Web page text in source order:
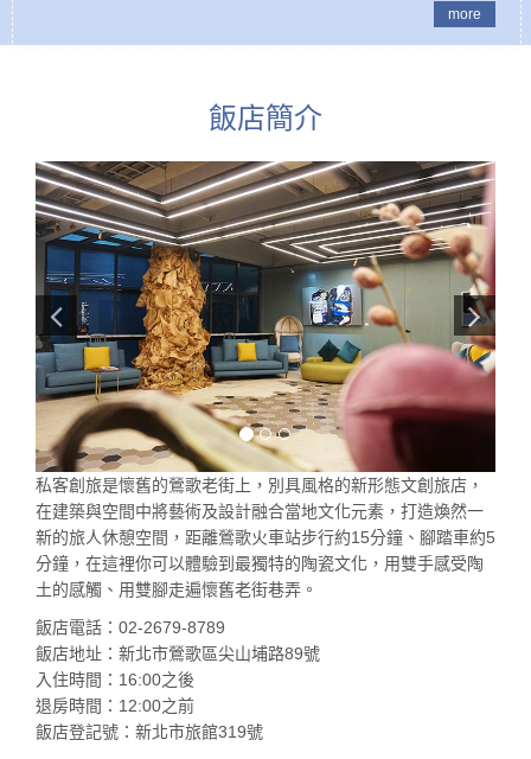
more
飯店簡介
私客創旅是懷舊的鶯歌老街上，別具風格的新形態文創旅店，
在建築與空間中將藝術及設計融合當地文化元素，打造煥然一
新的旅人休憩空間，距離鶯歌火車站步行約15分鐘、腳踏車約5
分鐘，在這裡你可以體驗到最獨特的陶瓷文化，用雙手感受陶
土的感觸、用雙腳走遍懷舊老街巷弄。
飯店電話：02-2679-8789
飯店地址：新北市鶯歌區尖山埔路89號
入住時間：16:00之後
退房時間：12:00之前
飯店登記號：新北市旅館319號